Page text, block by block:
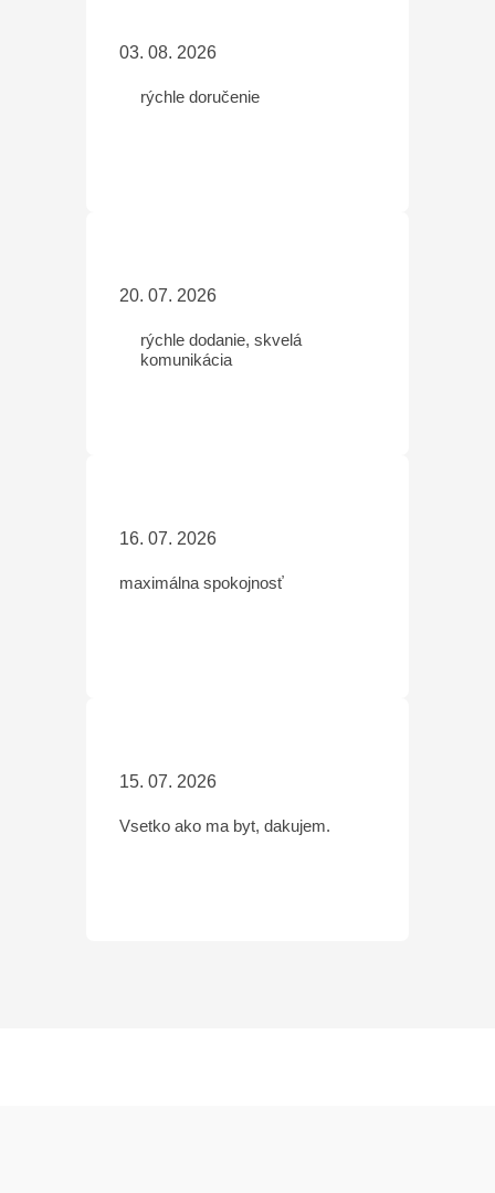
03. 08. 2026
rýchle doručenie
20. 07. 2026
rýchle dodanie, skvelá
komunikácia
16. 07. 2026
maximálna spokojnosť
15. 07. 2026
Vsetko ako ma byt, dakujem.